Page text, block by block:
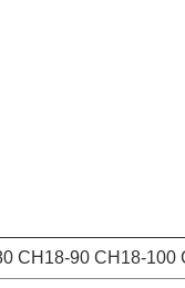
90 CH18-